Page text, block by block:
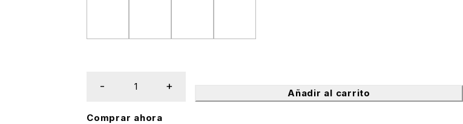
Añadir al carrito
Comprar ahora